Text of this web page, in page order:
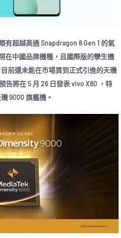
有超越高通 Snapdragon 8 Gen 1 的氣
在中國品牌機種，且國際版的孿生機
前還未能在市場買到正式引進的天璣
告將在 5 月 26 日發表 vivo X80 ，特
9000 旗艦機。